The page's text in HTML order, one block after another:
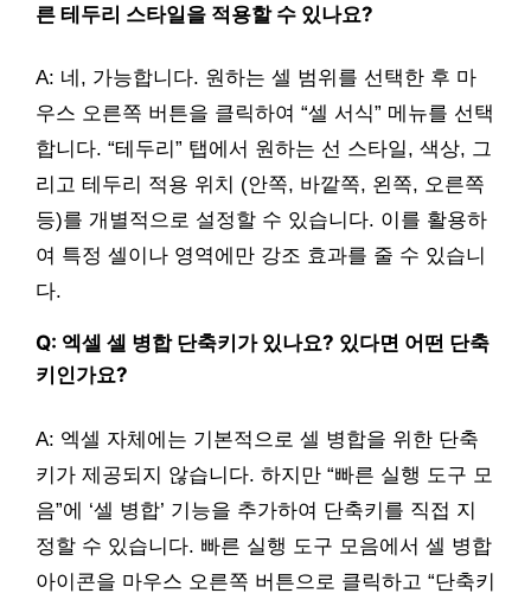
른 테두리 스타일을 적용할 수 있나요?
A: 네, 가능합니다. 원하는 셀 범위를 선택한 후 마
우스 오른쪽 버튼을 클릭하여 “셀 서식” 메뉴를 선택
합니다. “테두리” 탭에서 원하는 선 스타일, 색상, 그
리고 테두리 적용 위치 (안쪽, 바깥쪽, 왼쪽, 오른쪽
등)를 개별적으로 설정할 수 있습니다. 이를 활용하
여 특정 셀이나 영역에만 강조 효과를 줄 수 있습니
다.
Q: 엑셀 셀 병합 단축키가 있나요? 있다면 어떤 단축
키인가요?
A: 엑셀 자체에는 기본적으로 셀 병합을 위한 단축
키가 제공되지 않습니다. 하지만 “빠른 실행 도구 모
음”에 ‘셀 병합’ 기능을 추가하여 단축키를 직접 지
정할 수 있습니다. 빠른 실행 도구 모음에서 셀 병합
아이콘을 마우스 오른쪽 버튼으로 클릭하고 “단축키